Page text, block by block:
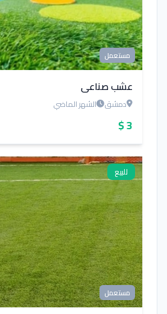
مستعمل
عشب صناعي
دمشق الشهر الماضي
3 $
للبيع
مستعمل